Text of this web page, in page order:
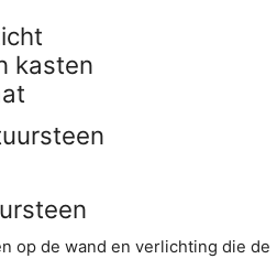
kasten
op de wand en verlichting die de